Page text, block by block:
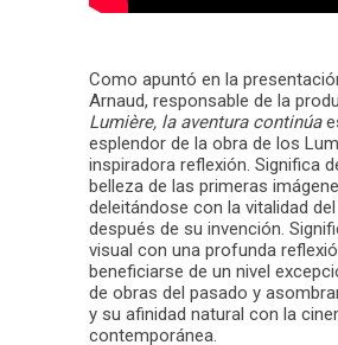
Como apuntó en la
Arnaud, responsable de la
Lumière, la aventura continúa
esplendor de la obra de los
inspiradora reflexión. Significa
belleza de las primeras
deleitándose con la vitalidad
después de su invención.
visual con una profunda
beneficiarse de un nivel
de obras del pasado y
y su afinidad natural con la
contemporánea.